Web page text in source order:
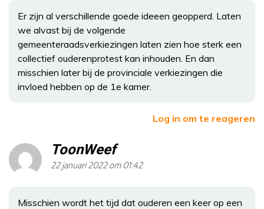
Er zijn al verschillende goede ideeen geopperd. Laten
we alvast bij de volgende
gemeenteraadsverkiezingen laten zien hoe sterk een
collectief ouderenprotest kan inhouden. En dan
misschien later bij de provinciale verkiezingen die
invloed hebben op de 1e kamer.
Log in om te reageren
ToonWeef
22 januari 2022 om 01:42
Misschien wordt het tijd dat ouderen een keer op een